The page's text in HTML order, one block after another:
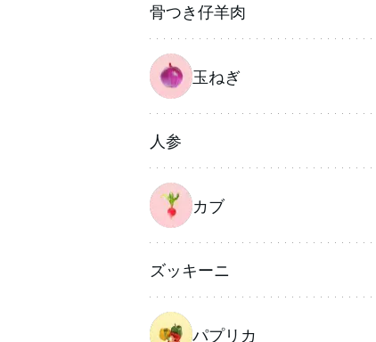
骨つき仔羊肉
玉ねぎ
人参
カブ
ズッキーニ
パプリカ